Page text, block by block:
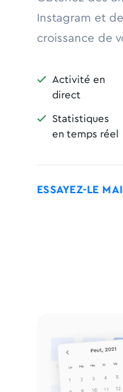
Instagram et
croissance de

Activité en
direct

Statistiques
en temps réel
ESSAYEZ-LE